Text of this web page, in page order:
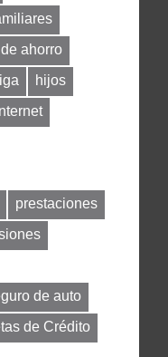
ahorro
hijos
Internet
prestaciones
de auto
de Crédito